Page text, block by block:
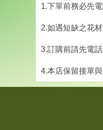
1.下單前務必先
2.如遇短缺之花
3.訂購前請先電
4.本店保留接單與